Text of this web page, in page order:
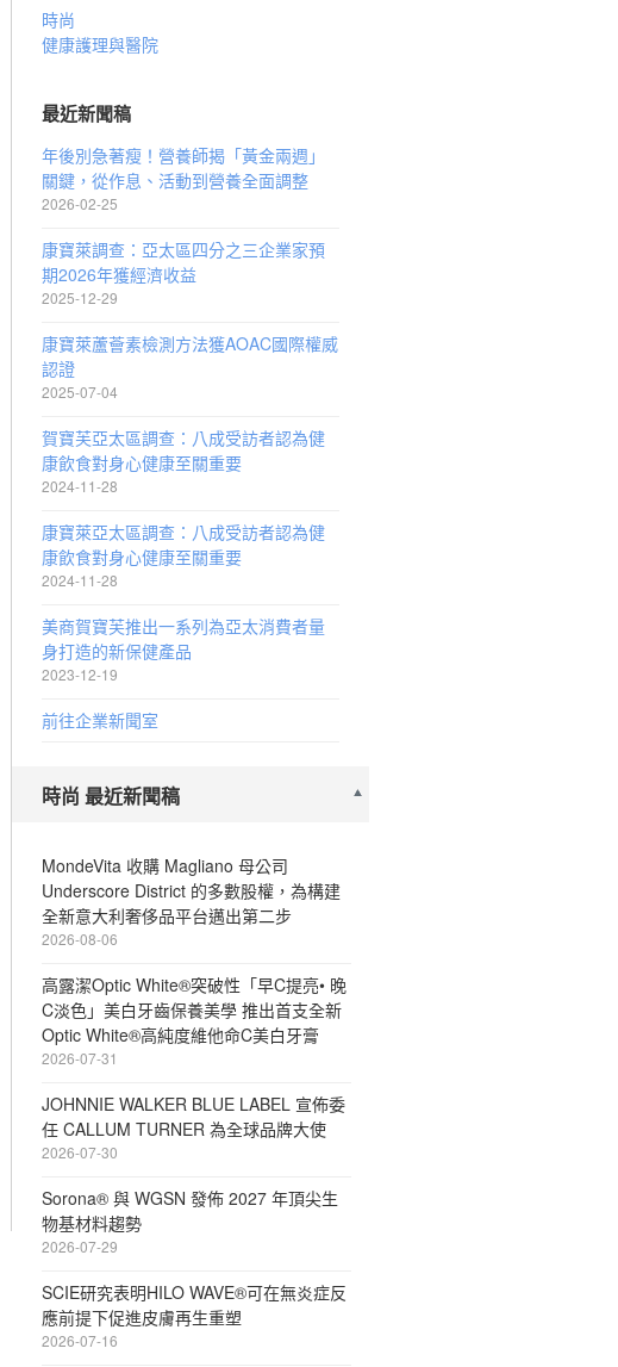
時尚
健康護理與醫院
最近新聞稿
年後別急著瘦！營養師揭「黃金兩週」
關鍵，從作息、活動到營養全面調整
2026-02-25
康寶萊調查：亞太區四分之三企業家預
期2026年獲經濟收益
2025-12-29
康寶萊蘆薈素檢測方法獲AOAC國際權威
認證
2025-07-04
賀寶芙亞太區調查：八成受訪者認為健
康飲食對身心健康至關重要
2024-11-28
康寶萊亞太區調查：八成受訪者認為健
康飲食對身心健康至關重要
2024-11-28
美商賀寶芙推出一系列為亞太消費者量
身打造的新保健產品
2023-12-19
前往企業新聞室
時尚 最近新聞稿
MondeVita 收購 Magliano 母公司
Underscore District 的多數股權，為構建
全新意大利奢侈品平台邁出第二步
2026-08-06
高露潔Optic White®突破性「早C提亮• 晚
C淡色」美白牙齒保養美學 推出首支全新
Optic White®高純度維他命C美白牙膏
2026-07-31
JOHNNIE WALKER BLUE LABEL 宣佈委
任 CALLUM TURNER 為全球品牌大使
2026-07-30
Sorona® 與 WGSN 發佈 2027 年頂尖生
物基材料趨勢
2026-07-29
SCIE研究表明HILO WAVE®可在無炎症反
應前提下促進皮膚再生重塑
2026-07-16